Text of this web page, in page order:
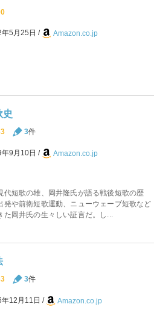
5月25日 Amazon.co.jp
史
3件
9月10日 Amazon.co.jp
代短歌の雄、岡井隆氏が語る戦後短歌の歴
発や前衛短歌運動、ニューウェーブ短歌など
た岡井氏の生々しい証言だ。し...
3件
12月11日 Amazon.co.jp